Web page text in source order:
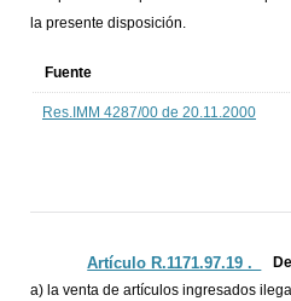
la presente disposición.
Fuente
Res.IMM 4287/00 de 20.11.2000
Artículo R.1171.97.19 ._
a) la venta de artículos ingresados